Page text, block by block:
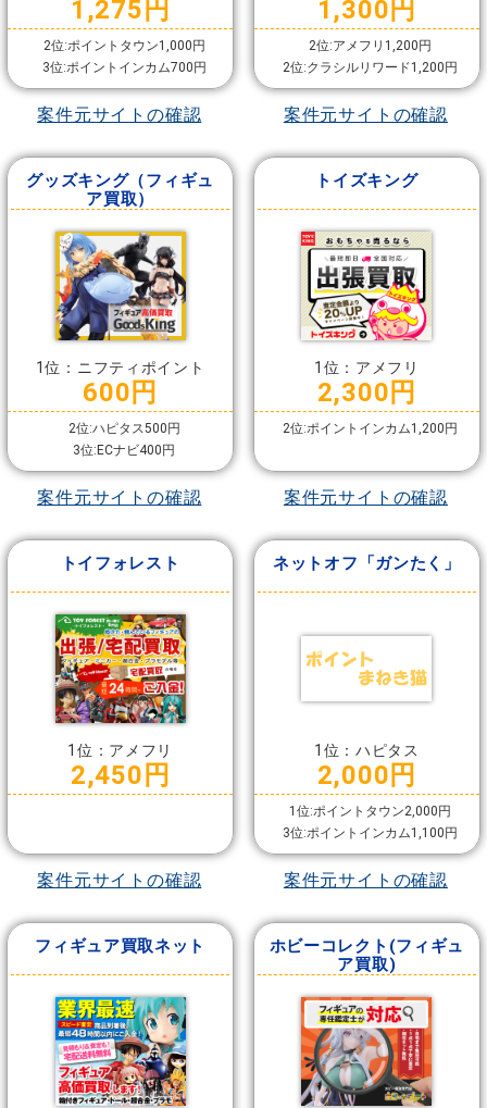
1,275円
2位:ポイントタウン1,000円
3位:ポイントインカム700円
案件元サイトの確認
1,300円
2位:アメフリ1,200円
2位:クラシルリワード1,200円
案件元サイトの確認
グッズキング（フィギュ
ア買取）
1位：ニフティポイント
600円
2位:ハピタス500円
3位:ECナビ400円
案件元サイトの確認
トイズキング
1位：アメフリ
2,300円
2位:ポイントインカム1,200円
案件元サイトの確認
トイフォレスト
1位：アメフリ
2,450円
案件元サイトの確認
ネットオフ「ガンたく」
1位：ハピタス
2,000円
1位:ポイントタウン2,000円
3位:ポイントインカム1,100円
案件元サイトの確認
フィギュア買取ネット
ホビーコレクト(フィギュ
ア買取)